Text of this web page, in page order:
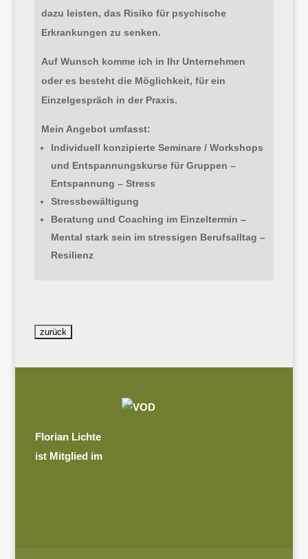
dazu leisten, das Risiko für psychische
Erkrankungen zu senken.
Auf Wunsch komme ich in Ihr Unternehmen
oder es besteht die Möglichkeit, für ein
Einzelgespräch in der Praxis.
Mein Angebot umfasst:
Individuell konzipierte Seminare / Workshops
und Entspannungskurse für Gruppen –
Entspannung – Stress
Stressbewältigung
Beratung und Coaching im Einzeltermin –
Mental stark sein im stressigen Berufsalltag –
Resilienz
Florian Lichte
ist Mitglied im